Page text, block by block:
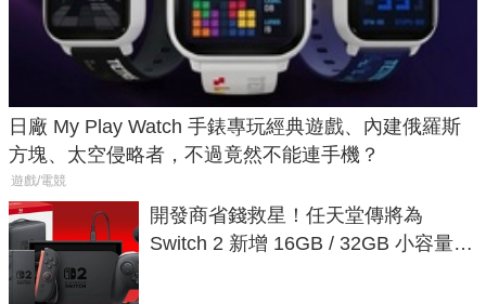
日廠 My Play Watch 手錶專玩經典遊戲、內建俄羅斯
方塊、太空侵略者，不過竟然不能連手機？
遊戲/電競
開發商省錢救星！任天堂傳將為
Switch 2 新增 16GB / 32GB 小容量遊